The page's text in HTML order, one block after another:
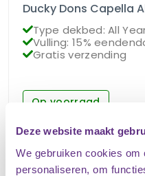
Deze website maakt
We gebruiken cookies
personaliseren, om
Ducky Dons Capella
Type dekbed: All
Vulling: 15%
Gratis verzending
Op voorraad